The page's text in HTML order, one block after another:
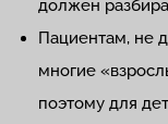
должен
Пациентам, не
многие
поэтому для